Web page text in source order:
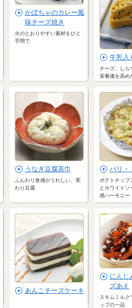
かぼちゃのカレー風
味チーズ焼き
火のとおりやすい素材をひと
手間で
牛乳入
チーズ、しら
栄養価を高め
うなぎ豆腐茶巾
ふんわり食感がうれしい、変
わり豆腐
パリ・
ポテトチップ
とホワイトソ
感ハーモニー
あんこチーズケーキ
にんじ
ズあえ
スキムミルク
ップの一品